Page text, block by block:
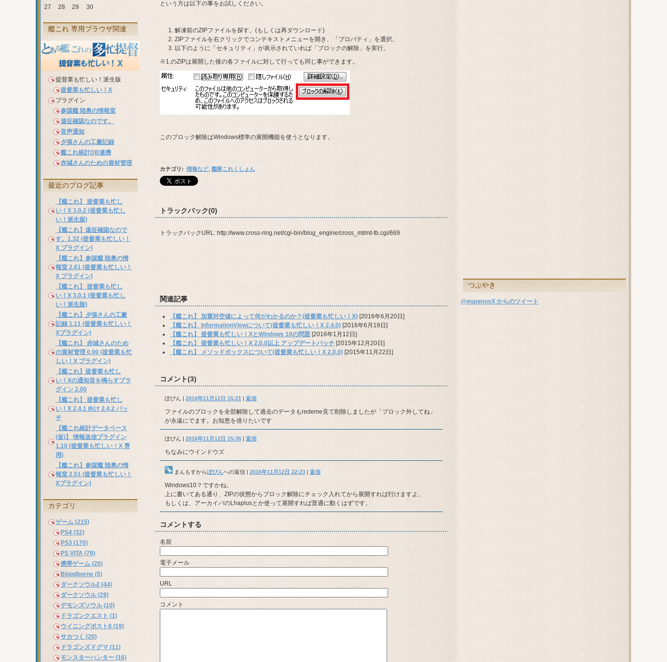
という方は以下の事をお試しください。
解凍前のZIPファイルを探す。(もしくは再ダウンロード)
ZIPファイルを右クリックでコンテキストメニューを開き、「プロパティ」を選択。
以下のように「セキュリティ」が表示されていれば「ブロックの解除」を実行。
※1.のZIPは展開した後の各ファイルに対して行っても同じ事ができます。
このブロック解除はWindows標準の展開機能を使うとなります。
カテゴリ : 情報など, 艦隊これくしょん
トラックバック(0)
トラックバックURL: http://www.cross-ring.net/cgi-bin/blog_engine/cross_mt/mt-tb.cgi/669
関連記事
【艦これ】 加重対空値によって何がわかるのか？(提督業も忙しい！X) [2016年6月20日]
【艦これ】 InformationViewについて(提督業も忙しい！X 2.4.0) [2016年6月19日]
【艦これ】 提督業も忙しい！XとWindows 10の問題 [2016年1月12日]
【艦これ】 提督業も忙しい！X 2.0.0以上 アップデートパッチ [2015年12月20日]
【艦これ】 メソッドボックスについて(提督業も忙しい！X 2.0.0) [2015年11月22日]
コメント(3)
ぽぴん | 2016年11月12日 15:21 | 返信
ファイルのブロックを全部解除して過去のデータもredeme見て削除しましたが「ブロック外してね」
が永遠にでます。お知恵を借りたいです
ぽぴん | 2016年11月12日 15:35 | 返信
ちなみにウインドウズ
まんもすからぽぴんへの返信 | 2016年11月12日 22:23 | 返信
Windows10？ですかね。
上に書いてある通り、ZIPの状態からブロック解除にチェック入れてから展開すれば行けますよ。
もしくは、アーカイバのLhaplusとか使って展開すれば普通に動くはずです。
コメントする
名前
電子メール
URL
コメント
27 28 29 30
艦これ 専用ブラウザ関連
提督業も忙しい！派生版
提督業も忙しい！X
プラグイン
参謀艦 陸奥の情報室
遠征確認なのです。
音声通知
夕張さんの工廠記録
艦これ統計DB連携
赤城さんのための資材管理
最近のブログ記事
【艦これ】 提督業も忙し
い！X 3.0.2 (提督業も忙し
い！派生版)
【艦これ】遠征確認なので
す。1.32 (提督業も忙しい！
X プラグイン)
【艦これ】参謀艦 陸奥の情
報室 2.61 (提督業も忙しい！
X プラグイン)
【艦これ】 提督業も忙し
い！X 3.0.1 (提督業も忙し
い！派生版)
【艦これ】夕張さんの工廠
記録 1.11 (提督業も忙しい！
Xプラグイン)
【艦これ】 赤城さんのため
の資材管理 0.90 (提督業も忙
しい！X プラグイン)
【艦これ】提督業も忙し
い！Xの通知音を鳴らすプラ
グイン 2.00
【艦これ】 提督業も忙し
い！X 2.4.1 向け 2.4.2 パッ
チ
【艦これ統計データベース
(仮)】 情報送信プラグイン
1.10 (提督業も忙しい！X 専
用)
【艦これ】参謀艦 陸奥の情
報室 2.51 (提督業も忙しい！
Xプラグイン)
カテゴリ
ゲーム (215)
PS4 (32)
PS3 (170)
PS VITA (79)
携帯ゲーム (20)
Bloodborne (5)
ダークソウル2 (44)
ダークソウル (29)
デモンズソウル (10)
ドラゴンクエスト (1)
ウイニングポスト8 (19)
サカつく (20)
ドラゴンズドグマ (11)
モンスターハンター (16)
つぶやき
@manmosX からのツイート